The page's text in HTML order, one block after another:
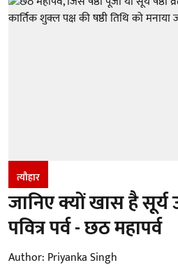
त्यौहार
जानिए क्यों खास है
पवित्र पर्व - छठ महापर्व
Author: Priyanka Singh